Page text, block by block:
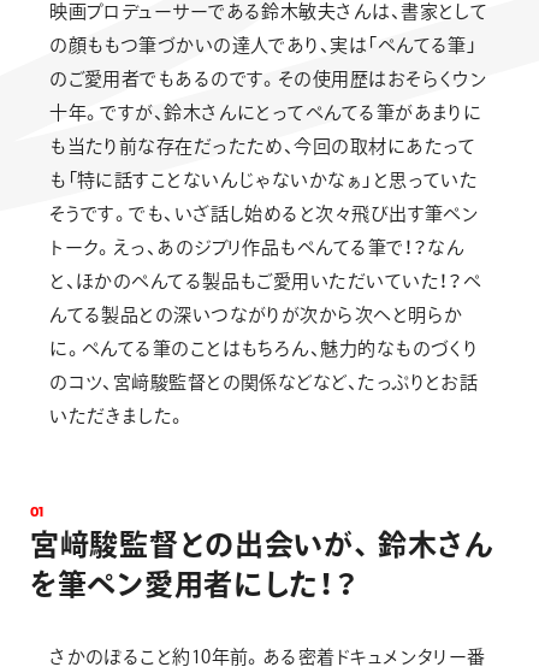
映画プロデューサーである鈴木敏夫さんは、書家として
の顔ももつ筆づかいの達人であり、実は「ぺんてる筆」
のご愛用者でもあるのです。その使用歴はおそらくウン
十年。ですが、鈴木さんにとってぺんてる筆があまりに
も当たり前な存在だったため、今回の取材にあたって
も「特に話すことないんじゃないかなぁ」と思っていた
そうです。でも、いざ話し始めると次々飛び出す筆ペン
トーク。えっ、あのジブリ作品もぺんてる筆で！？なん
と、ほかのぺんてる製品もご愛用いただいていた！？ぺ
んてる製品との深いつながりが次から次へと明らか
に。ぺんてる筆のことはもちろん、魅力的なものづくり
のコツ、宮﨑駿監督との関係などなど、たっぷりとお話
いただきました。
01
宮﨑駿監督との出会いが、 鈴木さ ん
を筆ペン愛用者に した ！ ？
さかのぼること約10年前。ある密着ドキュメンタリー番